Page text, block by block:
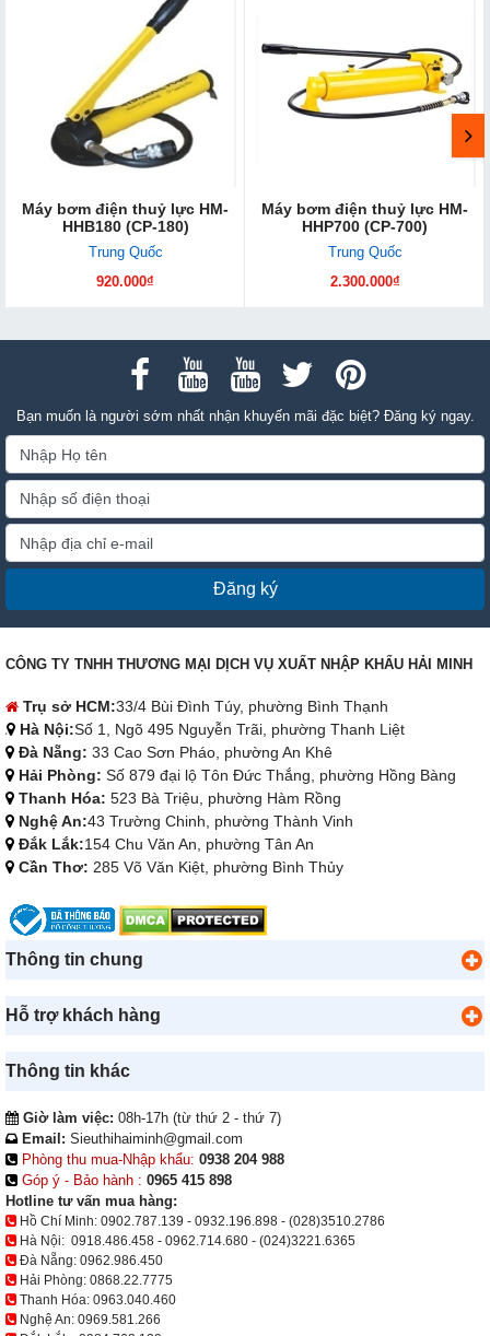
Máy bơm điện thuỷ lực HM-
HHB180 (CP-180)
Trung Quốc
920.000₫
Máy bơm điện thuỷ lực HM-
HHP700 (CP-700)
Trung Quốc
2.300.000₫
Bạn muốn là người sớm nhất nhận khuyến mãi đặc biệt? Đăng ký ngay.
Đăng ký
CÔNG TY TNHH THƯƠNG MẠI DỊCH VỤ XUẤT NHẬP KHẨU HẢI MINH
Trụ sở HCM:33/4 Bùi Đình Túy, phường Bình Thạnh
Hà Nội:Số 1, Ngõ 495 Nguyễn Trãi, phường Thanh Liệt
Đà Nẵng: 33 Cao Sơn Pháo, phường An Khê
Hải Phòng: Số 879 đại lộ Tôn Đức Thắng, phường Hồng Bàng
Thanh Hóa: 523 Bà Triệu, phường Hàm Rồng
Nghệ An:43 Trường Chinh, phường Thành Vinh
Đắk Lắk:154 Chu Văn An, phường Tân An
Cần Thơ: 285 Võ Văn Kiệt, phường Bình Thủy
Thông tin chung
Hỗ trợ khách hàng
Thông tin khác
Giờ làm việc: 08h-17h (từ thứ 2 - thứ 7)
Email: Sieuthihaiminh@gmail.com
Phòng thu mua-Nhập khẩu: 0938 204 988
Góp ý - Bảo hành : 0965 415 898
Hotline tư vấn mua hàng:
Hồ Chí Minh: 0902.787.139 - 0932.196.898 - (028)3510.2786
Hà Nội: 0918.486.458 - 0962.714.680 - (024)3221.6365
Đà Nẵng: 0962.986.450
Hải Phòng: 0868.22.7775
Thanh Hóa: 0963.040.460
Nghệ An: 0969.581.266